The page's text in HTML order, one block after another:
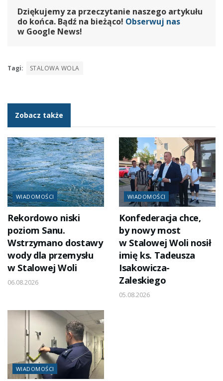
Dziękujemy za przeczytanie naszego artykułu
do końca. Bądź na bieżąco! Obserwuj nas
w Google News!
Tagi: STALOWA WOLA
Zobacz także
WIADOMOŚCI
Rekordowo niski
poziom Sanu.
Wstrzymano dostawy
wody dla przemysłu
w Stalowej Woli
06.08.2026
WIADOMOŚCI
Konfederacja chce,
by nowy most
w Stalowej Woli nosił
imię ks. Tadeusza
Isakowicza-
Zaleskiego
05.08.2026
WIADOMOŚCI